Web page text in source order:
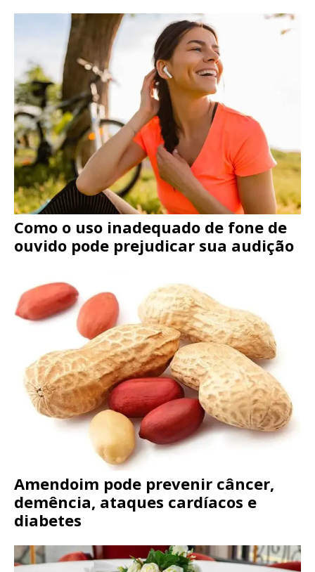
Como o uso inadequado de fone de
ouvido pode prejudicar sua audição
Amendoim pode prevenir câncer,
demência, ataques cardíacos e
diabetes